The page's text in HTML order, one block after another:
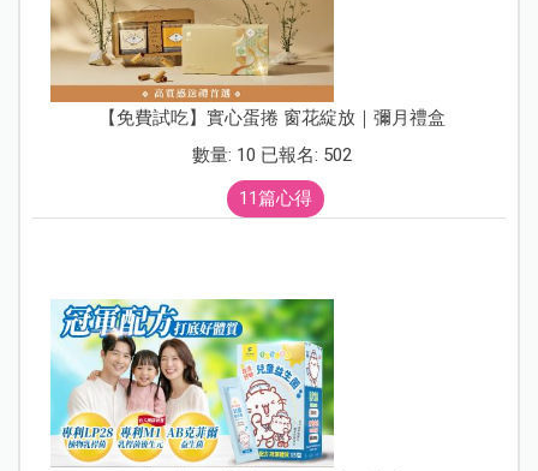
【免費試吃】實心蛋捲 窗花綻放｜彌月禮盒
數量: 10 已報名: 502
11篇心得